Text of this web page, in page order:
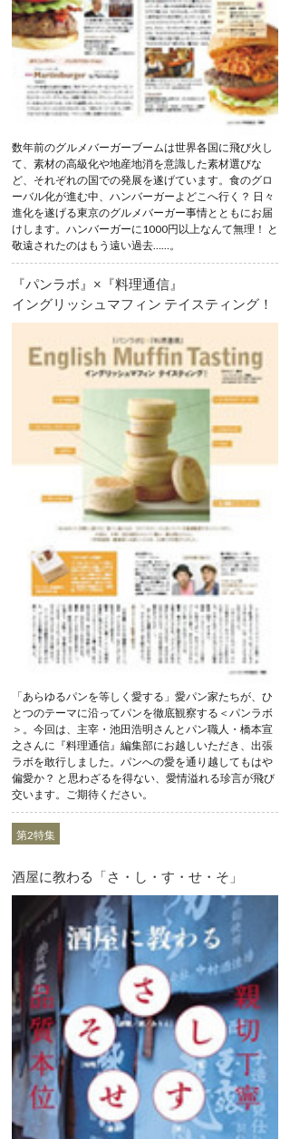
数年前のグルメバーガーブームは世界各国に飛び火し
て、素材の高級化や地産地消を意識した素材選びな
ど、それぞれの国での発展を遂げています。食のグロ
ーバル化が進む中、ハンバーガーよどこへ行く？ 日々
進化を遂げる東京のグルメバーガー事情とともにお届
けします。ハンバーガーに1000円以上なんて無理！ と
敬遠されたのはもう遠い過去……。
『パンラボ』×『料理通信』
イングリッシュマフィン テイスティング！
「あらゆるパンを等しく愛する」愛パン家たちが、ひ
とつのテーマに沿ってパンを徹底観察する＜パンラボ
＞。今回は、主宰・池田浩明さんとパン職人・橋本宣
之さんに『料理通信』編集部にお越しいただき、出張
ラボを敢行しました。パンへの愛を通り越してもはや
偏愛か？ と思わざるを得ない、愛情溢れる珍言が飛び
交います。ご期待ください。
第2特集
酒屋に教わる「さ・し・す・せ・そ」